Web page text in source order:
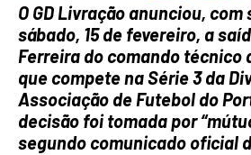
O GD Livração anunciou,
sábado, 15 de fevereiro, a
Ferreira do comando técnico
que compete na Série 3 da
Associação de Futebol do
decisão foi tomada por
segundo comunicado oficial